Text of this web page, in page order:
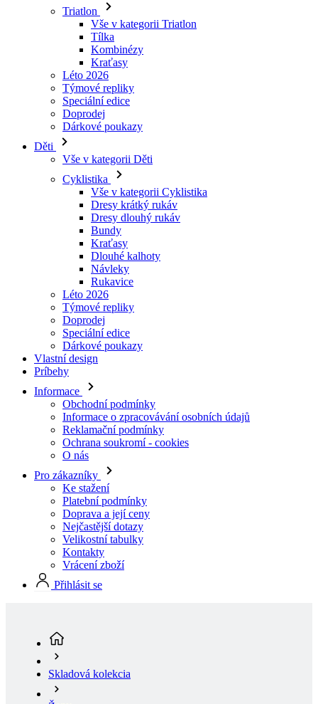
Léto 2026
Týmové repliky
Speciální edice
Doprodej
Dárkové poukazy
Děti
Vše v kategorii Děti
Cyklistika
Vše v kategorii Cyklistika
Dresy dlouhý rukáv
Bundy
Kraťasy
Dlouhé kalhoty
Návleky
Rukavice
Léto 2026
Týmové repliky
Doprodej
Speciální edice
Dárkové poukazy
Vlastní design
Príbehy
Informace
Obchodní podmínky
Informace o zpracovávání osobních údajů
Reklamační podmínky
Ochrana soukromí - cookies
O nás
Pro zákazníky
Ke stažení
Platební podmínky
Doprava a její ceny
Nejčastější dotazy
Velikostní tabulky
Kontakty
Vrácení zboží
Přihlásit se
Ženy
Cyklistika